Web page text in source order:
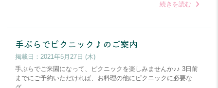
続きを読む
手ぶらでピクニック♪のご案内
掲載日： 2021年5月27日 (木)
手ぶらでご来園になって、ピクニックを楽しみませんか♪♪ 3日前
までにご予約いただければ、お料理の他にピクニックに必要な